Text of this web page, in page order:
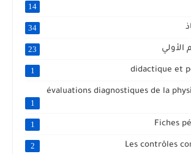
14
34
الأولي 23
1
évaluations diagnostiques de la
1
1
2